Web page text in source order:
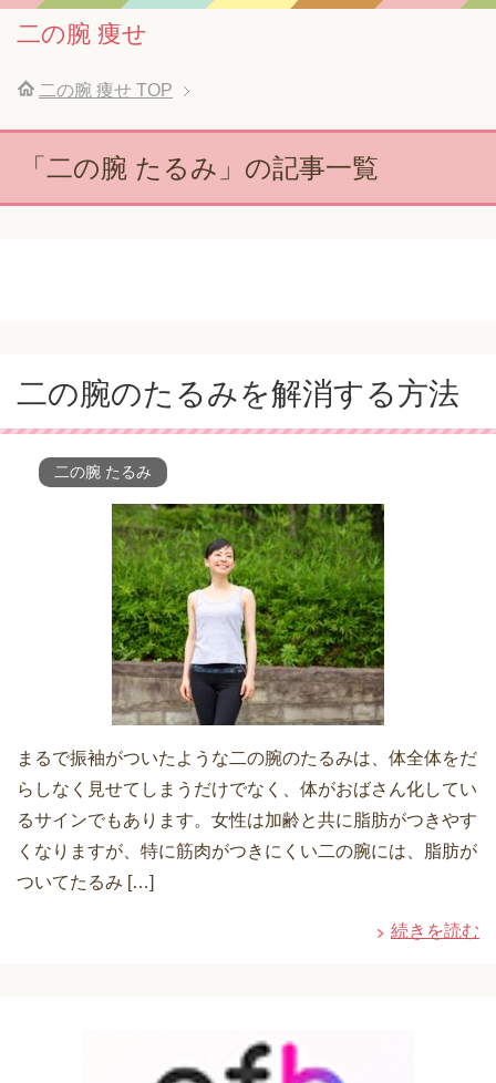
二の腕 痩せ
二の腕 痩せ TOP
「二の腕 たるみ」の記事一覧
二の腕のたるみを解消する方法
二の腕 たるみ
まるで振袖がついたような二の腕のたるみは、体全体をだ
らしなく見せてしまうだけでなく、体がおばさん化してい
るサインでもあります。女性は加齢と共に脂肪がつきやす
くなりますが、特に筋肉がつきにくい二の腕には、脂肪が
ついてたるみ […]
続きを読む